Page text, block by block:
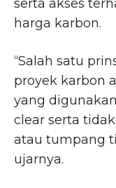
serta akses
harga karbon.
“Salah satu
proyek karbon
yang
clear serta
atau tumpang
ujarnya.